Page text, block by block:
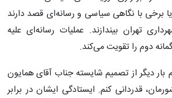
برخی با نگاهی سیاسی و رسانه‌ای قصد دارند
تهران بیندازند. عملیات رسانه‌ای علیه
دوم را تقویت می‌کند.
بار دیگر از تصمیم شایسته جناب آقای همایون
قدردانی کنم. ایستادگی ایشان در برابر